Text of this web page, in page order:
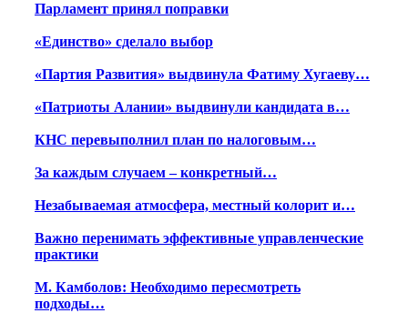
Парламент принял поправки
«Единство» сделало выбор
«Партия Развития» выдвинула Фатиму Хугаеву…
«Патриоты Алании» выдвинули кандидата в…
КНС перевыполнил план по налоговым…
За каждым случаем – конкретный…
Незабываемая атмосфера, местный колорит и…
Важно перенимать эффективные управленческие
практики
М. Камболов: Необходимо пересмотреть
подходы…